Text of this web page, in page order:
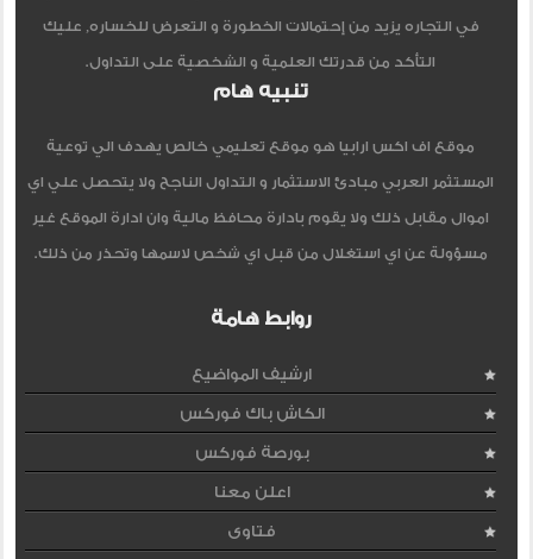
في التجاره يزيد من إحتمالات الخطورة و التعرض للخساره, عليك
التأكد من قدرتك العلمية و الشخصية على التداول.
تنبيه هام
موقع اف اكس ارابيا هو موقع تعليمي خالص يهدف الي توعية
المستثمر العربي مبادئ الاستثمار و التداول الناجح ولا يتحصل علي اي
اموال مقابل ذلك ولا يقوم بادارة محافظ مالية وان ادارة الموقع غير
مسؤولة عن اي استغلال من قبل اي شخص لاسمها وتحذر من ذلك.
روابط هامة
ارشيف المواضيع
الكاش باك فوركس
بورصة فوركس
اعلن معنا
فتاوى